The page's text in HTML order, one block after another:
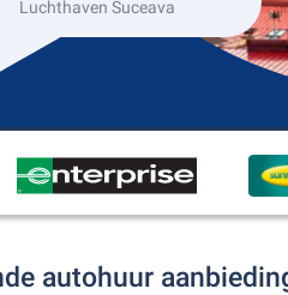
Luchthaven Suceava
autohuur